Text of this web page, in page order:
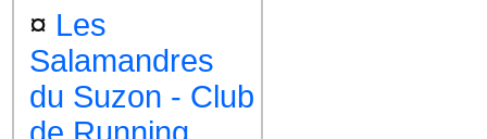
¤ Les
Salamandres
du Suzon - Club